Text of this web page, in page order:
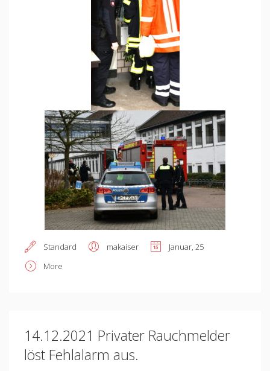
Standard makaiser
Januar, 25
More
14.12.2021 Privater Rauchmelder
löst Fehlalarm aus.